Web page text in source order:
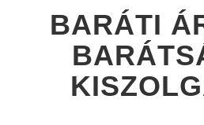
BARÁTI